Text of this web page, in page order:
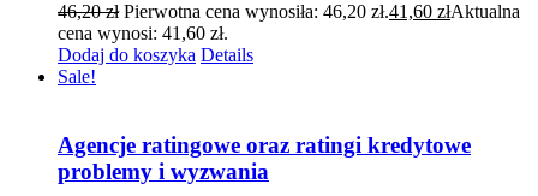
46,20zł Pierwotna cena wynosiła: 46,20 zł.41,60 złAktualna
cena wynosi: 41,60 zł.
Dodaj do koszyka Details
Sale!
Agencje ratingowe oraz ratingi kredytowe
problemy i wyzwania